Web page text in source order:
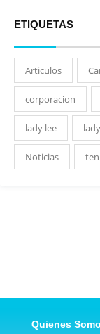
ETIQUETAS
Articulos
corporacion
lady lee
Noticias
Quienes